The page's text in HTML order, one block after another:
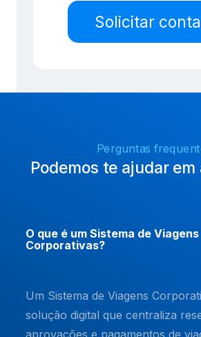
O que é um Sistema de Viagens
Corporativas?
Um Sistema de Viagens
solução digital que centraliza
aprovações e pagamentos de
Perguntas
Podemos te ajudar em
Solicitar